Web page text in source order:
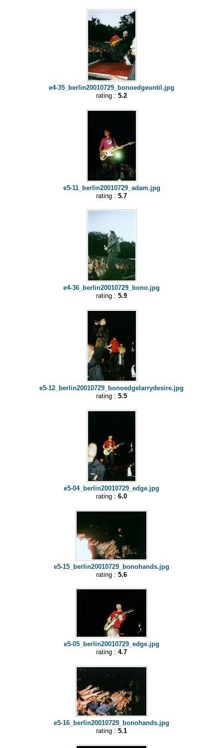
e4-35_berlin20010729_bonoedgeuntil.jpg
rating : 5.2
e5-11_berlin20010729_adam.jpg
rating : 5.7
e4-36_berlin20010729_bono.jpg
rating : 5.9
e5-12_berlin20010729_bonoedgelarrydesire.jpg
rating : 5.5
e5-04_berlin20010729_edge.jpg
rating : 6.0
e5-15_berlin20010729_bonohands.jpg
rating : 5.6
e5-05_berlin20010729_edge.jpg
rating : 4.7
e5-16_berlin20010729_bonohands.jpg
rating : 5.1